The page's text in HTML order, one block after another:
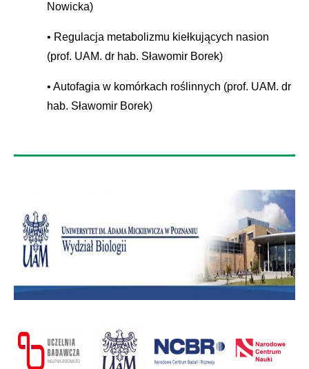
Nowicka)
Regulacja metabolizmu kiełkujących nasion
(prof. UAM. dr hab. Sławomir Borek)
Autofagia w komórkach roślinnych (prof. UAM. dr
hab. Sławomir Borek)